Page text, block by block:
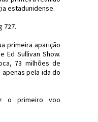
estadunidense.
727.
primeira aparição
Ed Sullivan Show.
73 milhões de
pela ida do
o primeiro voo